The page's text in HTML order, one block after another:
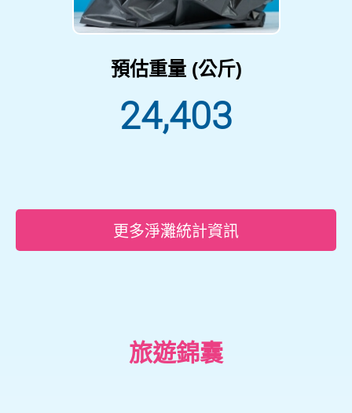
預估重量 (公斤)
24,403
更多淨灘統計資訊
旅遊錦囊